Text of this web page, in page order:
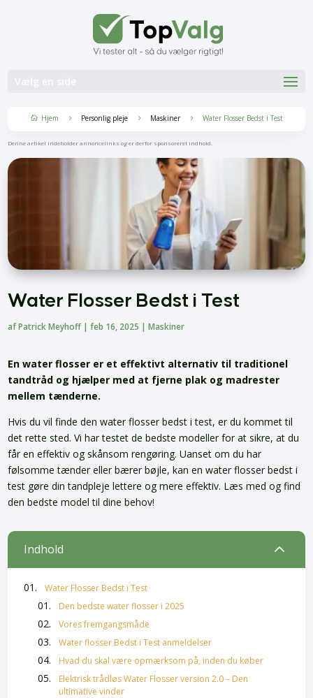
 Hjem 5 Personlig pleje 5 Maskiner 5 Water Flosser Bedst i Test
Denne artikel indeholder annoncelinks og er derfor sponsoreret indhold.
Water Flosser Bedst i Test
afPatrick Meyhoff |feb 16, 2025 |Maskiner
En water flosser er et effektivt alternativ til traditionel
tandtråd og hjælper med at fjerne plak og madrester
mellem tænderne.
Hvis du vil finde den water flosser bedst i test, er du kommet til
det rette sted. Vi har testet de bedste modeller for at sikre, at du
får en effektiv og skånsom rengøring. Uanset om du har
følsomme tænder eller bærer bøjle, kan en water flosser bedst i
test gøre din tandpleje lettere og mere effektiv. Læs med og find
den bedste model til dine behov!
Indhold 2
Water Flosser Bedst i Test
Den bedste water flosser i 2025
Vores fremgangsmåde
Water flosser Bedst i Test anmeldelser
Hvad du skal være opmærksom på, inden du køber
Elektrisk trådløs Water Flosser version 2.0 – Den
ultimative vinder